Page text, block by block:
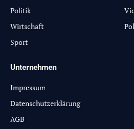
Politik
Wirtschaft
Sport
Unternehmen
Impressum
Datenschutzerklärung
AGB